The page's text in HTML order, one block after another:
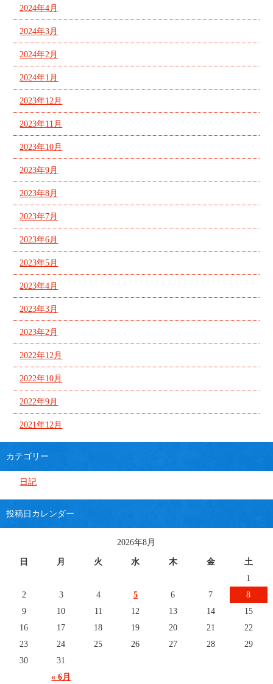
2024年4月
2024年3月
2024年2月
2024年1月
2023年12月
2023年11月
2023年10月
2023年9月
2023年8月
2023年7月
2023年6月
2023年5月
2023年4月
2023年3月
2023年2月
2022年12月
2022年10月
2022年9月
2021年12月
カテゴリー
日記
投稿日カレンダー
2026年8月
日 月 火 水 木 金 土
« 6月
1
2
3 4 5 6 7
8
9
10 11 12 13 14
15
16
17 18 19 20 21
22
23
24 25 26 27 28
29
30
31